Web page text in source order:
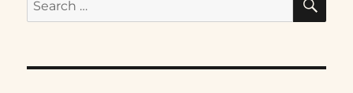
for: